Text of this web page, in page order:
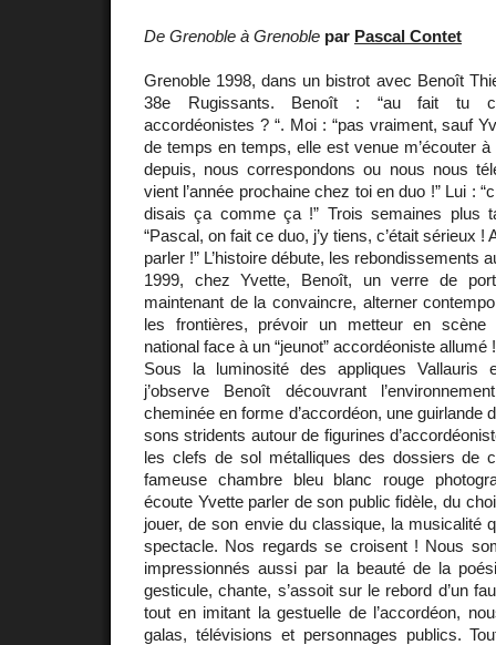
De Grenoble à Grenoble par Pascal Contet
Grenoble 1998, dans un bistrot avec Benoît
38e Rugissants. Benoît : “au fait tu
accordéonistes ? “. Moi : “pas vraiment, sauf
de temps en temps, elle est venue m’écouter
depuis, nous correspondons ou nous nous
vient l’année prochaine chez toi en duo !” Lui :
disais ça comme ça !” Trois semaines plus
“Pascal, on fait ce duo, j’y tiens, c’était sérieux !
parler !” L’histoire débute, les rebondissements
1999, chez Yvette, Benoît, un verre de
maintenant de la convaincre, alterner
les frontières, prévoir un metteur en scène
national face à un “jeunot” accordéoniste allumé !
Sous la luminosité des appliques Vallauris
j’observe Benoît découvrant
cheminée en forme d’accordéon, une guirlande
sons stridents autour de figurines
les clefs de sol métalliques des dossiers de
fameuse chambre bleu blanc rouge
écoute Yvette parler de son public fidèle, du
jouer, de son envie du classique, la musicalité
spectacle. Nos regards se croisent ! Nous
impressionnés aussi par la beauté de la
gesticule, chante, s’assoit sur le rebord d’un
tout en imitant la gestuelle de l’accordéon,
galas, télévisions et personnages publics.